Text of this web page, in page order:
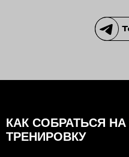
КАК СОБРАТЬСЯ НА
ТРЕНИРОВКУ